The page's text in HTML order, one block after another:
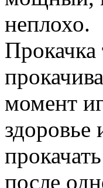
неплохо.
момент
здоровье
после